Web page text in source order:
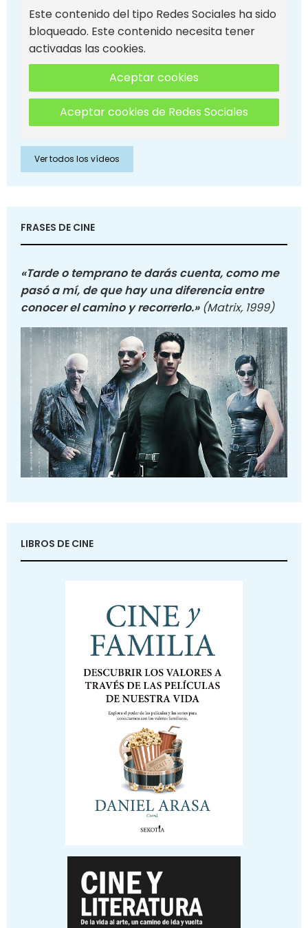
Este contenido del tipo Redes Sociales ha sido
bloqueado. Este contenido necesita tener
activadas las cookies.
Aceptar cookies
Aceptar cookies de Redes Sociales
Ver todos los vídeos
FRASES DE CINE
«Tarde o temprano te darás cuenta, como me
pasó a mí, de que hay una diferencia entre
conocer el camino y recorrerlo.» (Matrix, 1999)
LIBROS DE CINE